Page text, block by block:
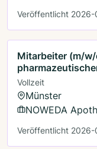
Veröffentlicht
Mitarbeiter (m/
Vollzeit
Münster
NOWEDA
Veröffentlicht